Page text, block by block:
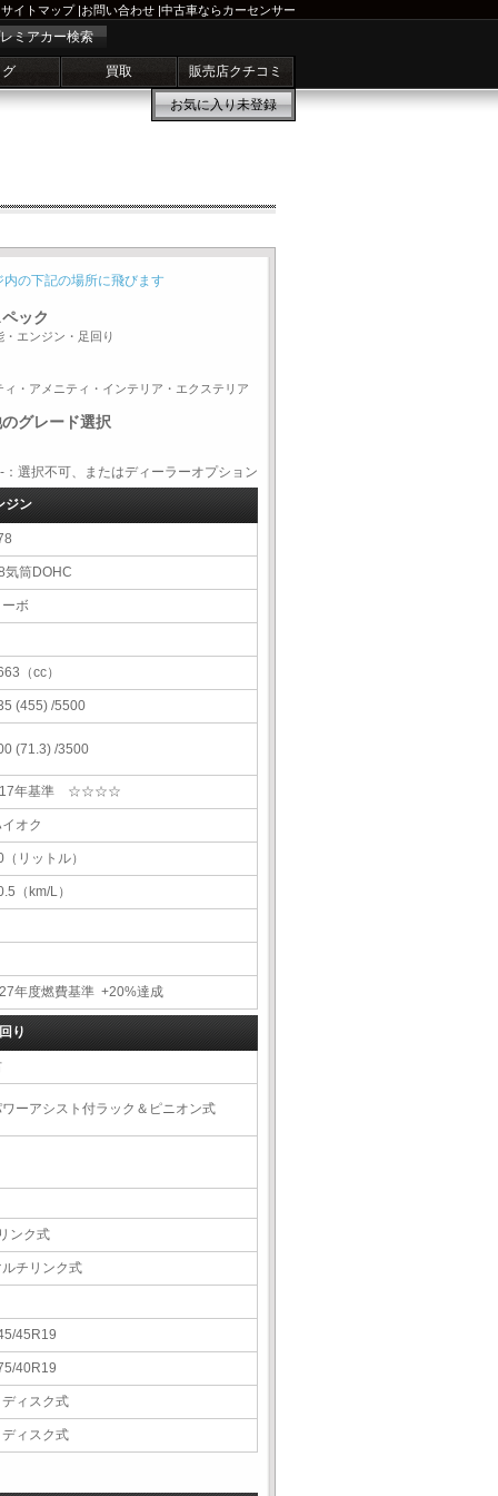
サイトマップ|お問い合わせ |中古車ならカーセンサー
ミアカー検索
買取 販売店クチコミ
お気に入り未登録
内の下記の場所に飛びます
ック
・エンジン・足回り
ィ・アメニティ・インテリア・エクステリア
グレード選択
択不可、またはディーラーオプション
ジン
気筒DOHC
ボ
（cc）
(455) /5500
(71.3) /3500
年基準 ☆☆☆☆
オク
（リットル）
（km/L）
年度燃費基準 +20%達成
り
ーアシスト付ラック＆ピニオン式
ンク式
チリンク式
45R19
40R19
ィスク式
ィスク式